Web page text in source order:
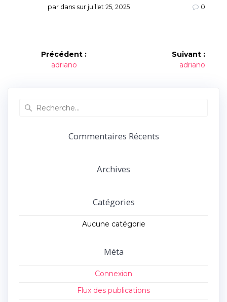
par dans sur juillet 25, 2025 0
Navigation
Précédent :
Article
adriano
Suivant :
Article
adriano
Commentaires Récents
Archives
Catégories
Aucune catégorie
Méta
Connexion
Flux des publications